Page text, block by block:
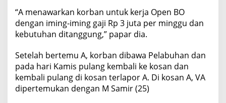
“A menawarkan korban untuk kerja Open BO
dengan iming-iming gaji Rp 3 juta per minggu dan
kebutuhan ditanggung,” papar dia.
Setelah bertemu A, korban dibawa Pelabuhan dan
pada hari Kamis pulang kembali ke kosan dan
kembali pulang di kosan terlapor A. Di kosan A, VA
dipertemukan dengan M Samir (25)